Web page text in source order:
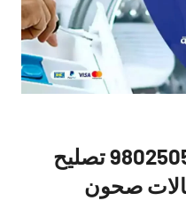
فني غسالات العيون 98025055 تصليح
صحون